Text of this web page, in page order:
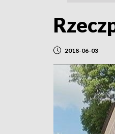
2018-06-03